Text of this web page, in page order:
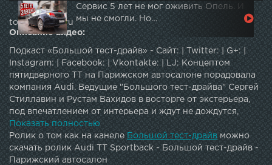
Сервис 5 лет не мог оживить Опель. И
мы не смогли. Но…
topautotube.ru
Описание видео:
Подкаст «Большой тест-драйв» - Сайт: | Twitter: | G+: |
Instagram: | Facebook: | Vkontakte: | LJ: Концептом
пятидверного TT на Парижском автосалоне порадовала
компания Audi. Ведущие "Большого тест-драйва" Сергей
Стиллавин и Рустам Вахидов в восторге от экстерьера,
под впечатлением от интерьера и ждут не дождутся,
когда представится возможность протестировать
ходовые качества. Обещают, что через год-полтора на
дорогах появится Audi TT Sportback.JOIN QUIZGROUP
PARTNER PROGRAM:
Показать полностью
Ролик о том как на канеле Большой тест-драйв можно
скачать ролик Audi TT Sportback - Большой тест-драйв -
Парижский автосалон